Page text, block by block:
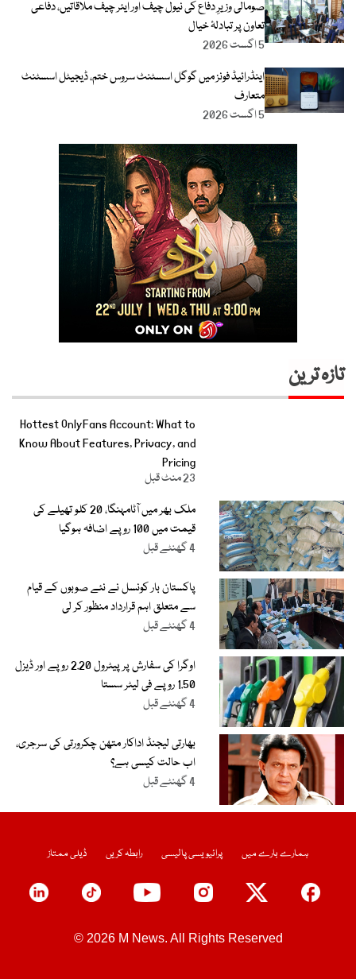
صومالی وزیرِ دفاع کی نیول چیف اور ایئر چیف ملاقاتیں، دفاعی
تعاون پر تبادلۂ خیال
5 اگست 2026
اینڈرائیڈ فونز میں گوگل اسسٹنٹ سروس ختم، ڈیجیٹل اسسٹنٹ
متعارف
5 اگست 2026
تازہ ترین
Hottest OnlyFans Account: What to
Know About Features, Privacy, and
Pricing
23 منٹ قبل
ملک بھر میں آٹامہنگا، 20 کلو تھیلے کی
قیمت میں 100 روپے اضافہ ہوگیا
4 گھنٹے قبل
پاکستان بار کونسل نے نئے صوبوں کے قیام
سے متعلق اہم قرارداد منظور کر لی
4 گھنٹے قبل
اوگرا کی سفارش پر پیٹرول 2.20 روپے اور ڈیزل
1.50 روپے فی لیٹر سستا
4 گھنٹے قبل
بھارتی لیجنڈ اداکار متھن چکرورتی کی سرجری،
اب حالت کیسی ہے؟
4 گھنٹے قبل
ہمارے بارے میں پرائیویسی پالیسی رابطہ کریں ڈیلی ممتاز
© 2026 M News. All Rights Reserved